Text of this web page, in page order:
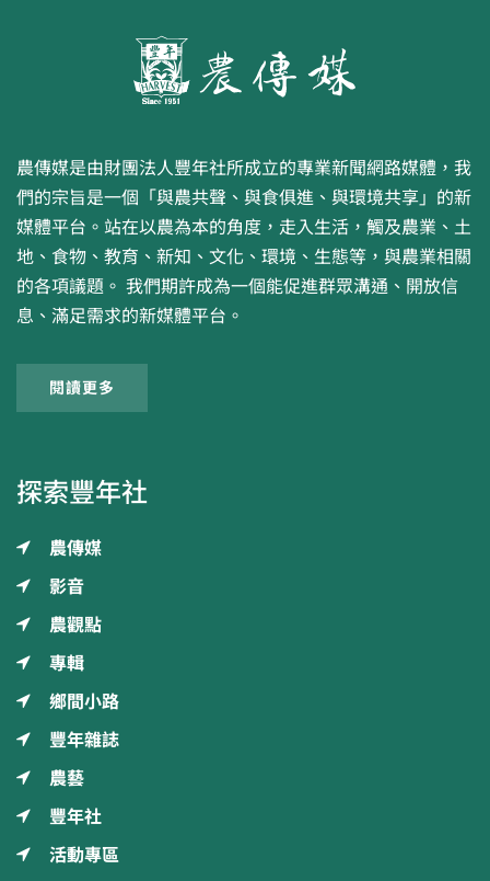
農傳媒是由財團法人豐年社所成立的專業新聞網路媒體，我
們的宗旨是一個「與農共聲、與食俱進、與環境共享」的新
媒體平台。站在以農為本的角度，走入生活，觸及農業、土
地、食物、教育、新知、文化、環境、生態等，與農業相關
的各項議題。 我們期許成為一個能促進群眾溝通、開放信
息、滿足需求的新媒體平台。
閱讀更多
探索豐年社
農傳媒
影音
農觀點
專輯
鄉間小路
豐年雜誌
農藝
豐年社
活動專區